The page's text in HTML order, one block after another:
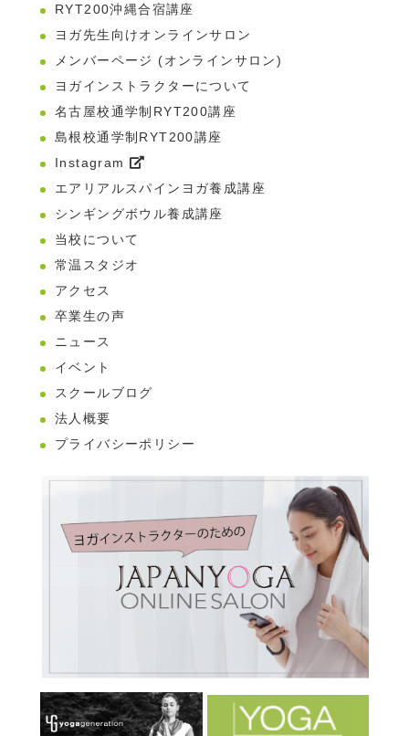
RYT200沖縄合宿講座
ヨガ先生向けオンラインサロン
メンバーページ (オンラインサロン)
ヨガインストラクターについて
名古屋校通学制RYT200講座
島根校通学制RYT200講座
Instagram
エアリアルスパインヨガ養成講座
シンギングボウル養成講座
当校について
常温スタジオ
アクセス
卒業生の声
ニュース
イベント
スクールブログ
法人概要
プライバシーポリシー